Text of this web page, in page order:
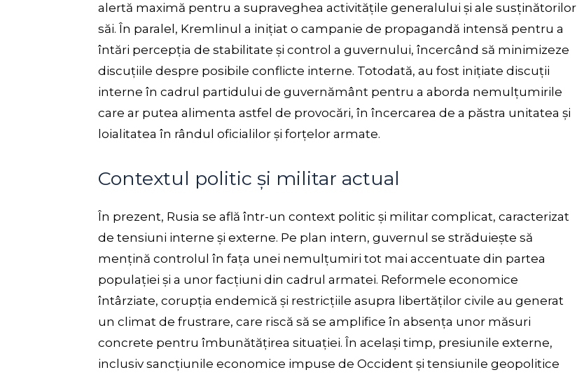
alertă maximă pentru a supraveghea activitățile generalului și ale susținătorilor
săi. În paralel, Kremlinul a inițiat o campanie de propagandă intensă pentru a
întări percepția de stabilitate și control a guvernului, încercând să minimizeze
discuțiile despre posibile conflicte interne. Totodată, au fost inițiate discuții
interne în cadrul partidului de guvernământ pentru a aborda nemulțumirile
care ar putea alimenta astfel de provocări, în încercarea de a păstra unitatea și
loialitatea în rândul oficialilor și forțelor armate.
Contextul politic și militar actual
În prezent, Rusia se află într-un context politic și militar complicat, caracterizat
de tensiuni interne și externe. Pe plan intern, guvernul se străduiește să
mențină controlul în fața unei nemulțumiri tot mai accentuate din partea
populației și a unor facțiuni din cadrul armatei. Reformele economice
întârziate, corupția endemică și restricțiile asupra libertăților civile au generat
un climat de frustrare, care riscă să se amplifice în absența unor măsuri
concrete pentru îmbunătățirea situației. În același timp, presiunile externe,
inclusiv sancțiunile economice impuse de Occident și tensiunile geopolitice